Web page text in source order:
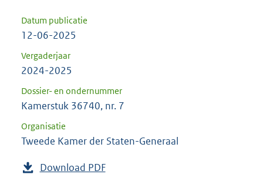
Datum publicatie
12-06-2025
Vergaderjaar
2024-2025
Dossier- en ondernummer
Kamerstuk 36740, nr. 7
Organisatie
Tweede Kamer der Staten-Generaal
Download PDF